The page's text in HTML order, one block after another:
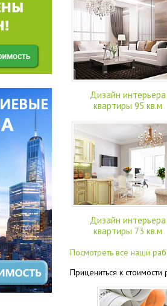
Дизайн интерьера
квартиры 95 кв.м
Дизайн интерьера
квартиры 73 кв.м
Посмотреть все наши
Прицениться к